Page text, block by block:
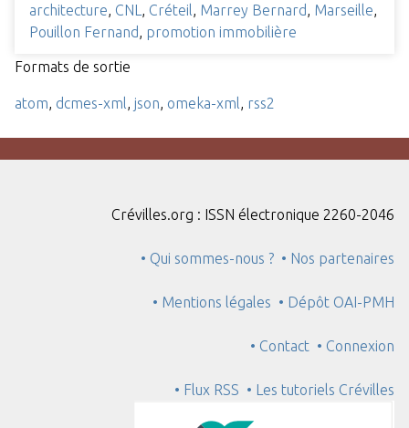
architecture CNL Créteil Marrey Bernard Marseille
Pouillon Fernand
promotion immobilière
Formats de sortie
atom dcmes-xml json omeka-xml rss2
Crévilles.org : ISSN électronique 2260-2046
• Qui sommes-nous ? • Nos partenaires
• Mentions légales • Dépôt OAI-PMH
• Contact • Connexion
• Flux RSS • Les tutoriels Crévilles